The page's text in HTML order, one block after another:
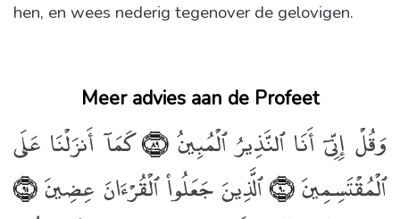
hen, en wees nederig tegenover de gelovigen.
Meer advies aan de Profeet
وَقُلْ إِنِّىٓ أَنَا ٱلنَّذِيرُ ٱلْمُبِينُ﴿٨٩﴾
كَمَآ أَنزَلْنَا عَلَى
ٱلْمُقْتَسِمِينَ﴿٩٠﴾ ٱلَّذِينَ جَعَلُوا۟ ٱلْقُرْءَانَ عِضِينَ﴿٩١﴾